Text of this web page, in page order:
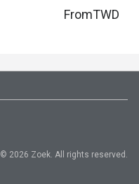
FromTWD
© 2026 Zoek. All rights reserved.